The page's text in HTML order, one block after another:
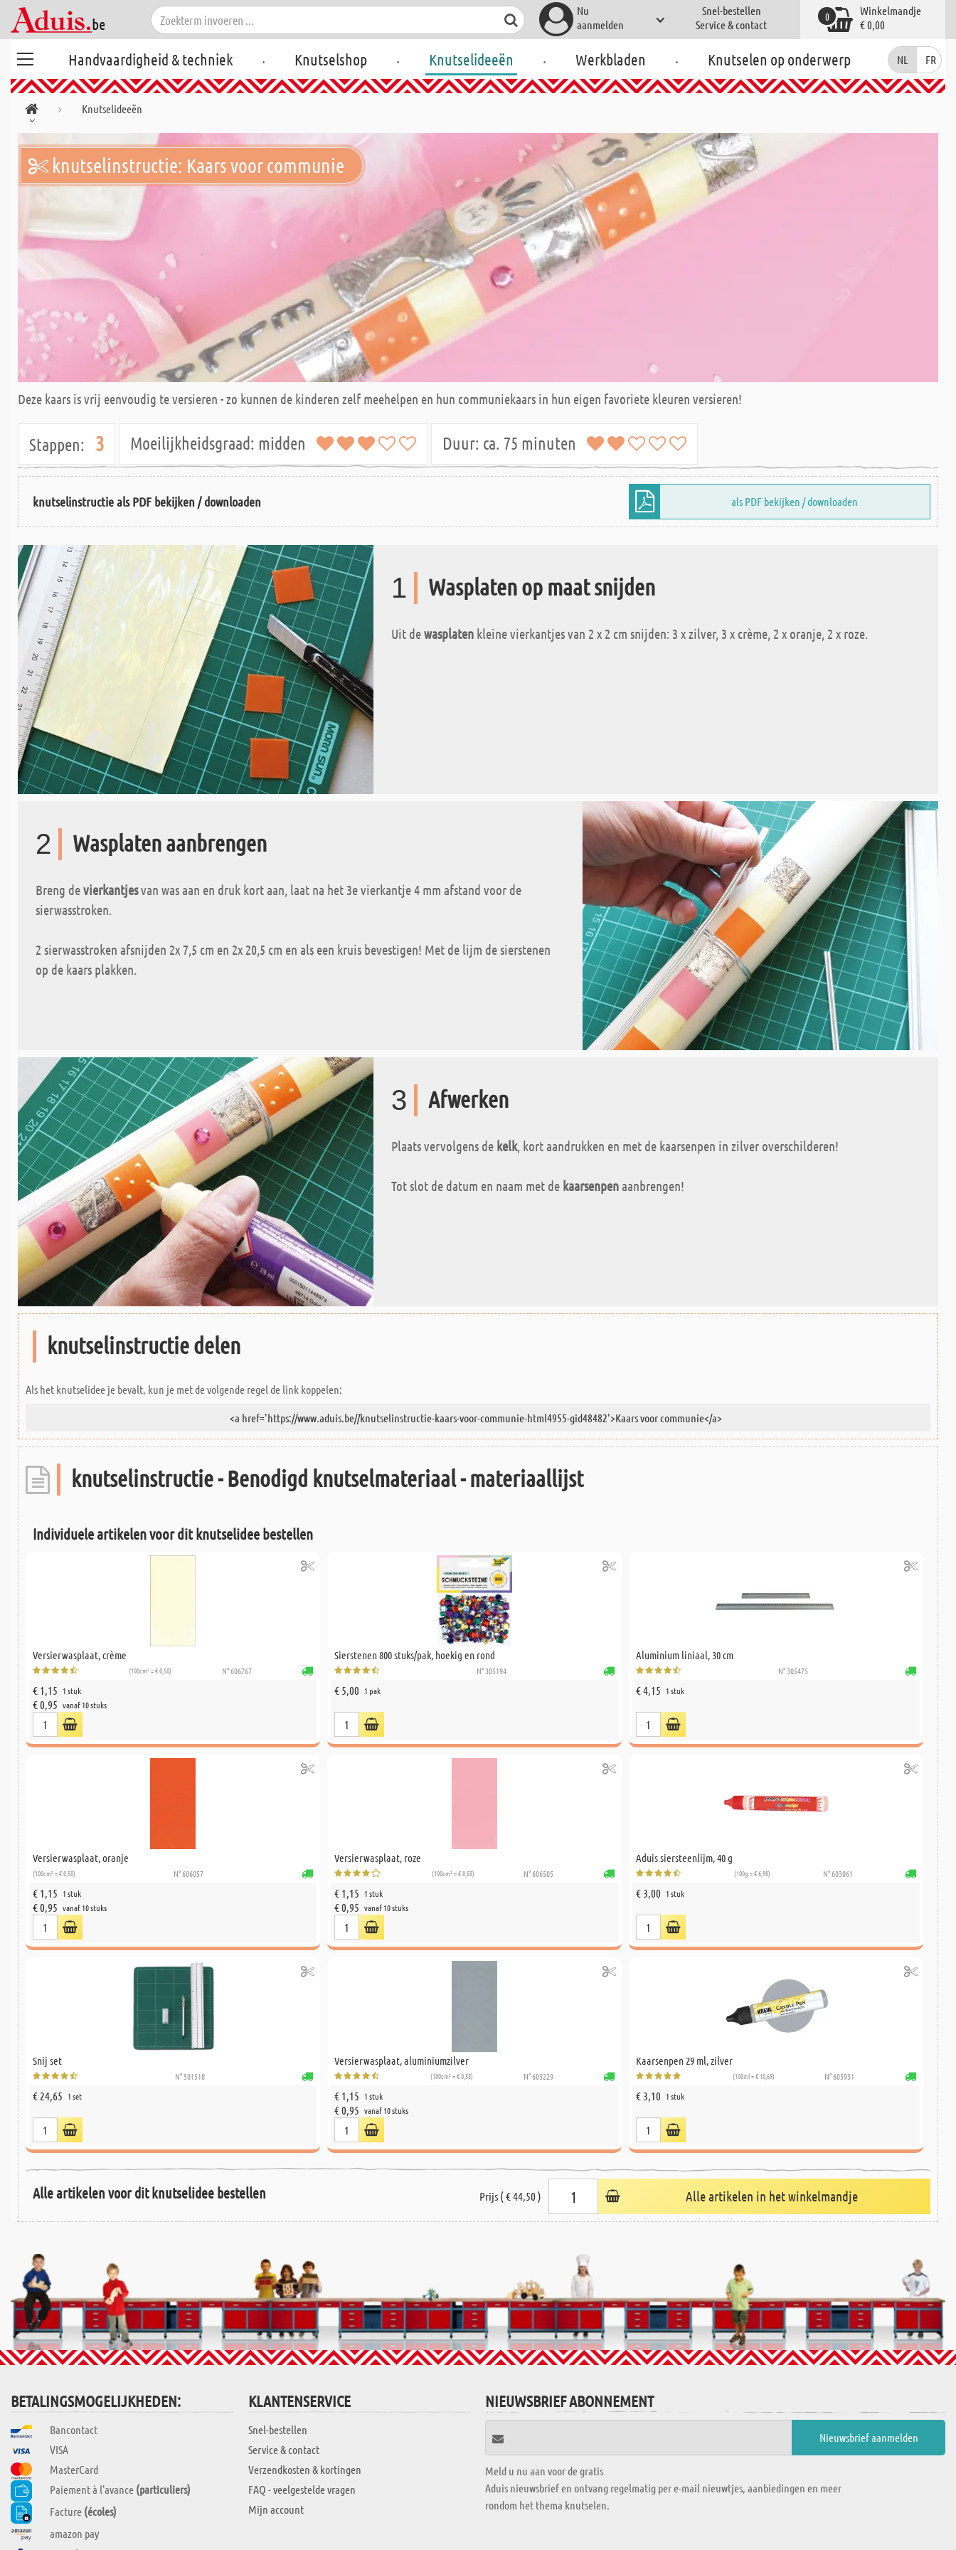
Nu
aanmelden
Snel-bestellen
Service & contact
Winkelmandje
€ 0,00
0
Handvaardigheid & techniek . Knutselshop . Knutselideeën . Werkbladen . Knutselen op onderwerp NL FR
Knutselideeën
knutselinstructie: Kaars voor communie
Deze kaars is vrij eenvoudig te versieren - zo kunnen de kinderen zelf meehelpen en hun communiekaars in hun eigen favoriete kleuren versieren!
Stappen: 3 Moeilijkheidsgraad: midden Duur: ca. 75 minuten
knutselinstructie als PDF bekijken / downloaden als PDF bekijken / downloaden
1 Wasplaten op maat snijden
Uit dewasplaten kleine vierkantjes van 2 x 2 cm snijden: 3 x zilver, 3 x crème, 2 x oranje, 2 x roze.
2 Wasplaten aanbrengen
Breng devierkantjesvan was aan en druk kort aan, laat na het 3e vierkantje 4 mm afstand voor de
sierwasstroken.
2 sierwasstroken afsnijden 2x 7,5 cm en 2x 20,5 cm en als een kruis bevestigen! Met de lijm de sierstenen
op de kaars plakken.
3 Afwerken
Plaats vervolgens de kelk, kort aandrukken en met de kaarsenpen in zilver overschilderen!
Tot slot de datum en naam met de kaarsenpenaanbrengen!
knutselinstructie delen
Als het knutselidee je bevalt, kun je met de volgende regel de link koppelen:
knutselinstructie - Benodigd knutselmateriaal - materiaallijst
Individuele artikelen voor dit knutselidee bestellen
Versierwasplaat, crème
(100cm² = € 0,58) N° 606767
€ 1,15 1 stuk
€ 0,95 vanaf 10 stuks
Sierstenen 800 stuks/pak, hoekig en rond
N° 305194
€ 5,00 1 pak
Aluminium liniaal, 30 cm
N° 305475
€ 4,15 1 stuk
Versierwasplaat, oranje
(100cm² = € 0,58) N° 606057
€ 1,15 1 stuk
€ 0,95 vanaf 10 stuks
Versierwasplaat, roze
(100cm² = € 0,58) N° 606505
€ 1,15 1 stuk
€ 0,95 vanaf 10 stuks
Aduis siersteenlijm, 40 g
(100g = € 6,98) N° 603061
€ 3,00 1 stuk
Snij set
N° 501518
€ 24,65 1 set
Versierwasplaat, aluminiumzilver
(100cm² = € 0,58) N° 605229
€ 1,15 1 stuk
€ 0,95 vanaf 10 stuks
Kaarsenpen 29 ml, zilver
(100ml = € 10,69) N° 605931
€ 3,10 1 stuk
Alle artikelen voor dit knutselidee bestellen Prijs ( € 44,50 ) Alle artikelen in het winkelmandje
BETALINGSMOGELIJKHEDEN:
Bancontact
VISA
MasterCard
Paiement à l'avance (particuliers)
Facture (écoles)
amazon pay
KLANTENSERVICE
Snel-bestellen
Service & contact
Verzendkosten & kortingen
FAQ - veelgestelde vragen
Mijn account
NIEUWSBRIEF ABONNEMENT
Meld u nu aan voor de gratis
Aduis nieuwsbrief en ontvang regelmatig per e-mail nieuwtjes, aanbiedingen en meer
rondom het thema knutselen.